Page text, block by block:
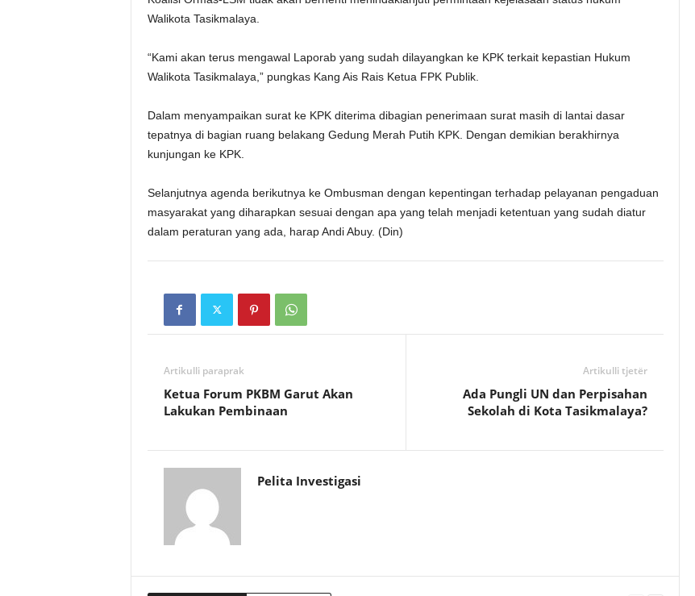
Walikota Tasikmalaya.
“Kami akan terus mengawal Laporab yang sudah dilayangkan ke KPK terkait kepastian Hukum
Walikota Tasikmalaya,” pungkas Kang Ais Rais Ketua FPK Publik.
Dalam menyampaikan surat ke KPK diterima dibagian penerimaan surat masih di lantai dasar
tepatnya di bagian ruang belakang Gedung Merah Putih KPK. Dengan demikian berakhirnya
kunjungan ke KPK.
Selanjutnya agenda berikutnya ke Ombusman dengan kepentingan terhadap pelayanan pengaduan
masyarakat yang diharapkan sesuai dengan apa yang telah menjadi ketentuan yang sudah diatur
dalam peraturan yang ada, harap Andi Abuy. (Din)
Artikulli paraprak
Ketua Forum PKBM Garut Akan
Lakukan Pembinaan
Artikulli tjetër
Ada Pungli UN dan Perpisahan
Sekolah di Kota Tasikmalaya?
Pelita Investigasi